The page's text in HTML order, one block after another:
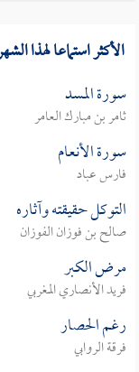
الأكثر استماعا لهذا
سورة المسد
ثامر بن مبارك العامر
سورة الأنعام
فارس عباد
التوكل حقيقته وآثاره
صالح بن فوزان الفوزان
مرض الكبر
فريد الأنصاري المغربي
رغم الحصار
فرقة الروابي